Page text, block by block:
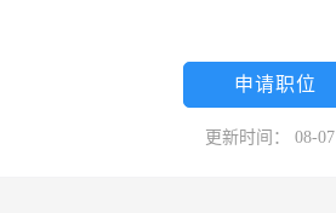
申请职位
更新时间： 08-07